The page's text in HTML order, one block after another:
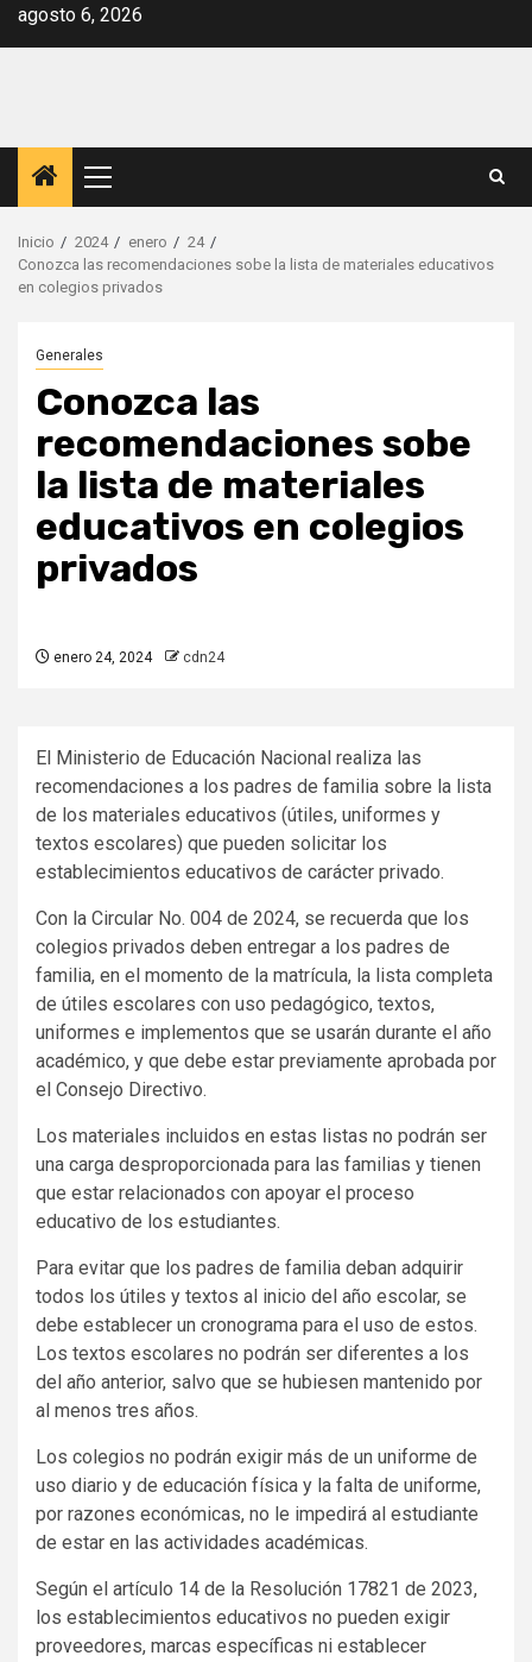
Saltar
agosto 6, 2026
Menú
principal
Inicio 2024 enero
24
Conozca las recomendaciones sobe la lista de materiales educativos
en colegios privados
Generales
Conozca las
recomendaciones sobe
la lista de materiales
educativos en colegios
privados
enero 24, 2024 cdn24
El Ministerio de Educación Nacional realiza las
recomendaciones a los padres de familia sobre la lista
de los materiales educativos (útiles, uniformes y
textos escolares) que pueden solicitar los
establecimientos educativos de carácter privado.
Con la Circular No. 004 de 2024, se recuerda que los
colegios privados deben entregar a los padres de
familia, en el momento de la matrícula, la lista completa
de útiles escolares con uso pedagógico, textos,
uniformes e implementos que se usarán durante el año
académico, y que debe estar previamente aprobada por
el Consejo Directivo.
Los materiales incluidos en estas listas no podrán ser
una carga desproporcionada para las familias y tienen
que estar relacionados con apoyar el proceso
educativo de los estudiantes.
Para evitar que los padres de familia deban adquirir
todos los útiles y textos al inicio del año escolar, se
debe establecer un cronograma para el uso de estos.
Los textos escolares no podrán ser diferentes a los
del año anterior, salvo que se hubiesen mantenido por
al menos tres años.
Los colegios no podrán exigir más de un uniforme de
uso diario y de educación física y la falta de uniforme,
por razones económicas, no le impedirá al estudiante
de estar en las actividades académicas.
Según el artículo 14 de la Resolución 17821 de 2023,
los establecimientos educativos no pueden exigir
proveedores, marcas específicas ni establecer